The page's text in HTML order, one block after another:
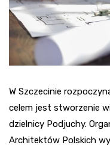
W Szczecinie
celem jest stworzenie
dzielnicy Podjuchy.
Architektów Polskich